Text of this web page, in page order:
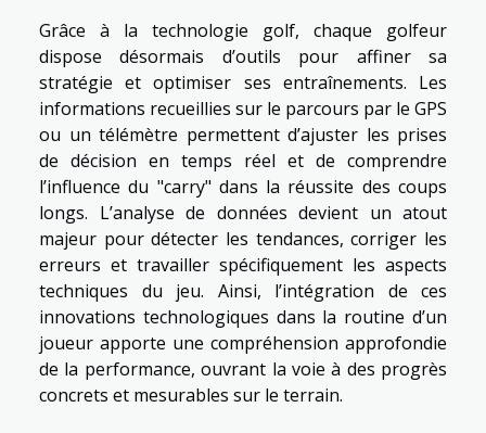
Grâce à la technologie golf, chaque golfeur
dispose désormais d’outils pour affiner sa
stratégie et optimiser ses entraînements. Les
informations recueillies sur le parcours par le GPS
ou un télémètre permettent d’ajuster les prises
de décision en temps réel et de comprendre
l’influence du "carry" dans la réussite des coups
longs. L’analyse de données devient un atout
majeur pour détecter les tendances, corriger les
erreurs et travailler spécifiquement les aspects
techniques du jeu. Ainsi, l’intégration de ces
innovations technologiques dans la routine d’un
joueur apporte une compréhension approfondie
de la performance, ouvrant la voie à des progrès
concrets et mesurables sur le terrain.